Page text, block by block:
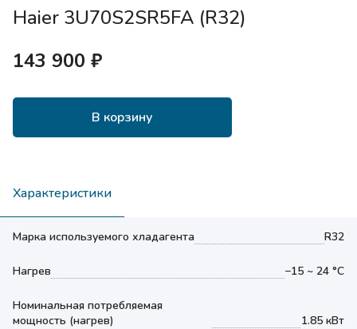
Haier 3U70S2SR5FA (R32)
143 900 ₽
В корзину
Характеристики
Марка используемого хладагента R32
Нагрев −15 ~ 24 °С
Номинальная потребляемая
мощность (нагрев)
1.85 кВт